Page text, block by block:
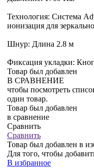
Технология: Система
ионизация для
Шнур: Длина 2.8 м
Фиксация укладки:
Товар был добавлен
В СРАВНЕНИЕ
чтобы посмотреть
один товар.
Товар был добавлен
в сравнение
Сравнить
Сравнить
Товар был добавлен в
Для того, чтобы
В избранное